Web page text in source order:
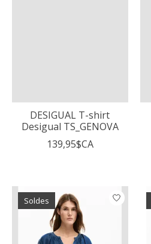
DESIGUAL T-shirt
Desigual TS_GENOVA
139,95$CA
Soldes